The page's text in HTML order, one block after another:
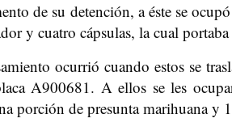
de su detención, a éste se
y cuatro cápsulas, la cual
ocurrió cuando estos se
A900681. A ellos se les
porción de presunta marihuana y